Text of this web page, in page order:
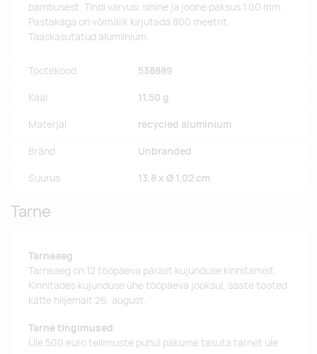
bambusest. Tindi värvus: sinine ja joone paksus 1.00 mm.
Pastakaga on võimalik kirjutada 800 meetrit.
Taaskasutatud alumiinium.
Tootekood 538889
Kaal 11,50 g
Materjal recycled aluminium
Bränd Unbranded
Suurus 13,8 x Ø 1,02 cm
Tarne
Tarneaeg
Tarneaeg on 12 tööpäeva pärast kujunduse kinnitamist.
Kinnitades kujunduse ühe tööpäeva jooksul, saate tooted
kätte hiljemalt 26. august.
Tarne tingimused
Üle 500 euro tellimuste puhul pakume tasuta tarnet üle